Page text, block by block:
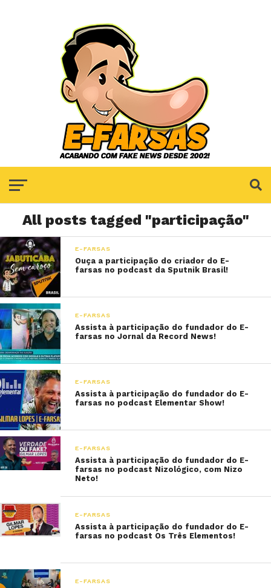
All posts tagged "participação"
E-FARSAS
Ouça a participação do criador do E-
farsas no podcast da Sputnik Brasil!
E-FARSAS
Assista à participação do fundador do E-
farsas no Jornal da Record News!
E-FARSAS
Assista à participação do fundador do E-
farsas no podcast Elementar Show!
E-FARSAS
Assista à participação do fundador do E-
farsas no podcast Nizológico, com Nizo
Neto!
E-FARSAS
Assista à participação do fundador do E-
farsas no podcast Os Três Elementos!
E-FARSAS